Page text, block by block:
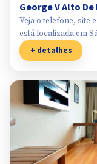
George V Alto
Veja o telefone, site
está localizada em
+ detalhes